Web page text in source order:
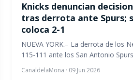
Knicks denuncian
tras derrota ante Spurs;
coloca 2-1
NUEVA YORK.– La derrota de los
115-111 ante los San Antonio
CanaldelaMona · 09 Jun 2026